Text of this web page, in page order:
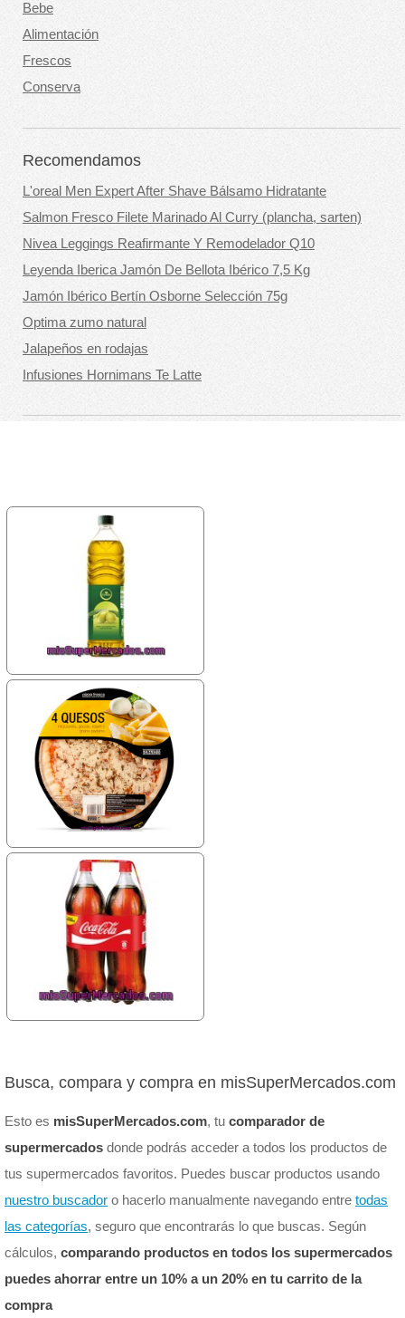
Bebe
Alimentación
Frescos
Conserva
Recomendamos
L'oreal Men Expert After Shave Bálsamo Hidratante
Salmon Fresco Filete Marinado Al Curry (plancha, sarten)
Nivea Leggings Reafirmante Y Remodelador Q10
Leyenda Iberica Jamón De Bellota Ibérico 7,5 Kg
Jamón Ibérico Bertín Osborne Selección 75g
Optima zumo natural
Jalapeños en rodajas
Infusiones Hornimans Te Latte
Busca, compara y compra en misSuperMercados.com
Esto es misSuperMercados.com, tu comparador de
supermercados donde podrás acceder a todos los productos de
tus supermercados favoritos. Puedes buscar productos usando
nuestro buscador o hacerlo manualmente navegando entre todas
las categorías, seguro que encontrarás lo que buscas. Según
cálculos, comparando productos en todos los supermercados
puedes ahorrar entre un 10% a un 20% en tu carrito de la
compra